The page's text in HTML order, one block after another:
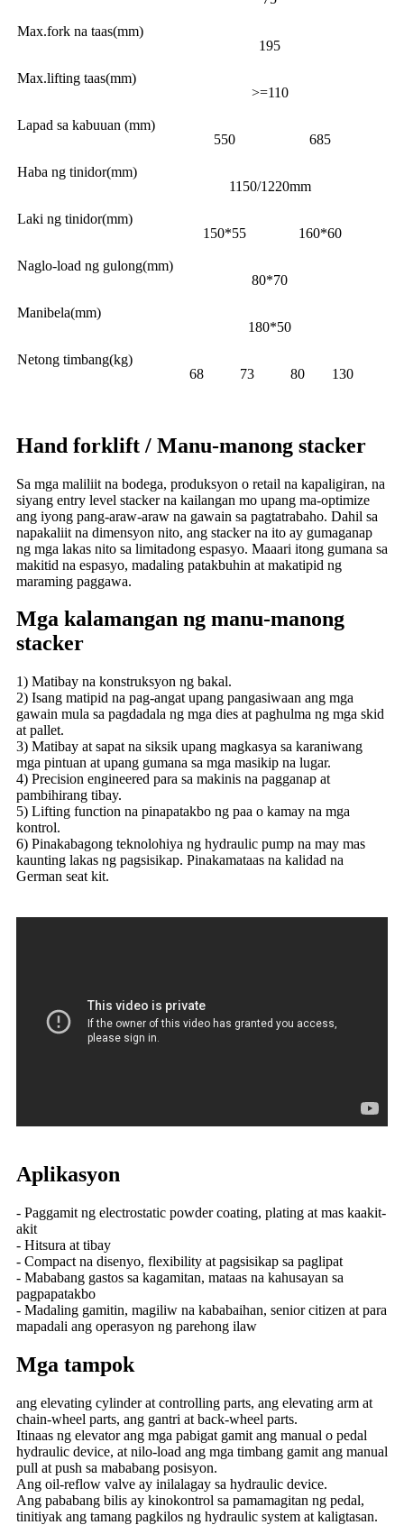
Max.fork na taas(mm)
195
Max.lifting taas(mm)
>=110
Lapad sa kabuuan (mm)
550
685
Haba ng tinidor(mm)
1150/1220mm
Laki ng tinidor(mm)
150*55
160*60
Naglo-load ng gulong(mm)
80*70
Manibela(mm)
180*50
Netong timbang(kg)
68
73 80 130
Hand forklift / Manu-manong stacker
Sa mga maliliit na bodega, produksyon o retail na kapaligiran, na
siyang entry level stacker na kailangan mo upang ma-optimize
ang iyong pang-araw-araw na gawain sa pagtatrabaho. Dahil sa
napakaliit na dimensyon nito, ang stacker na ito ay gumaganap
ng mga lakas nito sa limitadong espasyo. Maaari itong gumana sa
makitid na espasyo, madaling patakbuhin at makatipid ng
maraming paggawa.
Mga kalamangan ng manu-manong
stacker
1) Matibay na konstruksyon ng bakal.
2) Isang matipid na pag-angat upang pangasiwaan ang mga
gawain mula sa pagdadala ng mga dies at paghulma ng mga skid
at pallet.
3) Matibay at sapat na siksik upang magkasya sa karaniwang
mga pintuan at upang gumana sa mga masikip na lugar.
4) Precision engineered para sa makinis na pagganap at
pambihirang tibay.
5) Lifting function na pinapatakbo ng paa o kamay na mga
kontrol.
6) Pinakabagong teknolohiya ng hydraulic pump na may mas
kaunting lakas ng pagsisikap. Pinakamataas na kalidad na
German seat kit.
Aplikasyon
- Paggamit ng electrostatic powder coating, plating at mas kaakit-
akit
- Hitsura at tibay
- Compact na disenyo, flexibility at pagsisikap sa paglipat
- Mababang gastos sa kagamitan, mataas na kahusayan sa
pagpapatakbo
- Madaling gamitin, magiliw na kababaihan, senior citizen at para
mapadali ang operasyon ng parehong ilaw
Mga tampok
ang elevating cylinder at controlling parts, ang elevating arm at
chain-wheel parts, ang gantri at back-wheel parts.
Itinaas ng elevator ang mga pabigat gamit ang manual o pedal
hydraulic device, at nilo-load ang mga timbang gamit ang manual
pull at push sa mababang posisyon.
Ang oil-reflow valve ay inilalagay sa hydraulic device.
Ang pababang bilis ay kinokontrol sa pamamagitan ng pedal,
tinitiyak ang tamang pagkilos ng hydraulic system at kaligtasan.